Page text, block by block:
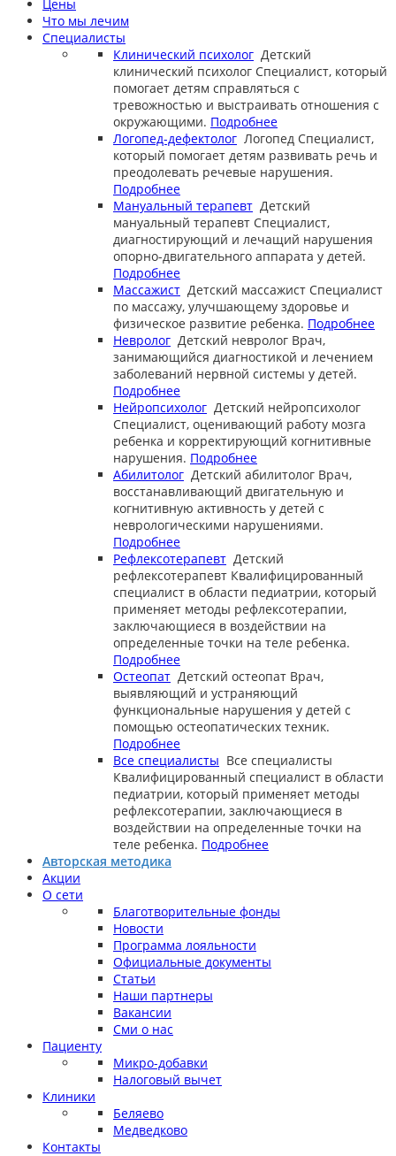
Цены
Что мы лечим
Специалисты
Клинический психолог Детский
клинический психолог Специалист, который
помогает детям справляться с
тревожностью и выстраивать отношения с
окружающими. Подробнее
Логопед-дефектолог Логопед Специалист,
который помогает детям развивать речь и
преодолевать речевые нарушения.
Подробнее
Мануальный терапевт Детский
мануальный терапевт Специалист,
диагностирующий и лечащий нарушения
опорно-двигательного аппарата у детей.
Подробнее
Массажист Детский массажист Специалист
по массажу, улучшающему здоровье и
физическое развитие ребенка. Подробнее
Невролог Детский невролог Врач,
занимающийся диагностикой и лечением
заболеваний нервной системы у детей.
Подробнее
Нейропсихолог Детский нейропсихолог
Специалист, оценивающий работу мозга
ребенка и корректирующий когнитивные
нарушения. Подробнее
Абилитолог Детский абилитолог Врач,
восстанавливающий двигательную и
когнитивную активность у детей с
неврологическими нарушениями.
Подробнее
Рефлексотерапевт Детский
рефлексотерапевт Квалифицированный
специалист в области педиатрии, который
применяет методы рефлексотерапии,
заключающиеся в воздействии на
определенные точки на теле ребенка.
Подробнее
Остеопат Детский остеопат Врач,
выявляющий и устраняющий
функциональные нарушения у детей с
помощью остеопатических техник.
Подробнее
Все специалисты Все специалисты
Квалифицированный специалист в области
педиатрии, который применяет методы
рефлексотерапии, заключающиеся в
воздействии на определенные точки на
теле ребенка. Подробнее
Авторская методика
Акции
О сети
Благотворительные фонды
Новости
Программа лояльности
Официальные документы
Статьи
Наши партнеры
Вакансии
Сми о нас
Пациенту
Микро-добавки
Налоговый вычет
Клиники
Беляево
Медведково
Контакты